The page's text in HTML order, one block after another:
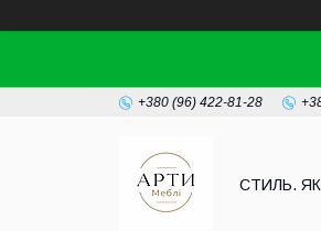
+380 (96) 422-81-28
СТИЛЬ.